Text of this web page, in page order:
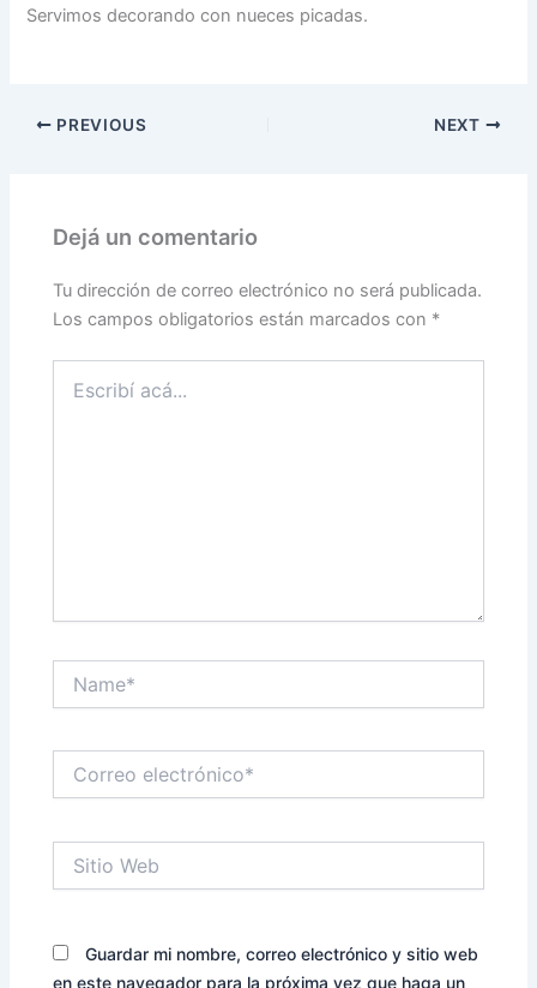
Servimos decorando con nueces picadas.
PREVIOUS NEXT
Dejá un comentario
Tu dirección de correo electrónico no será publicada.
Los campos obligatorios están marcados con *
acá...
electrónico*
Web
Guardar mi nombre, correo electrónico y sitio web
en este navegador para la próxima vez que haga un